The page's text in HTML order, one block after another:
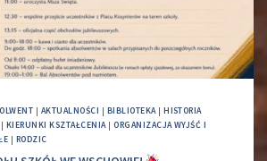
| AKTUALNOŚCI | BIBLIOTEKA|HISTORIA
| KIERUNKI KSZTAŁCENIA|ORGANIZACJA WYJŚĆ I
| RODZIC